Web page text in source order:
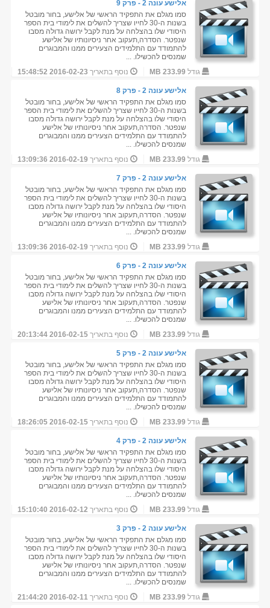
אלישע עונה 2 - פרק 9
סמו מגלם את התפקיד הראשי של אלישע, בחור מובטל
בשנות ה-30 לחייו שצריך להשלים את לימודי בית הספר
היסודי שלו בהצלחה על מנת לקבל ירושה גדולה מסבו
שנפטר. הסדרה,תעקוב אחר ניסיונותיו של אלישע
להתמודד עם התלמידים הצעירים ממנו והמבוגרים
שמנסים להכשילו. ...
גודל 233.99 MB נוסף בתאריך 2016-02-23 15:48:52
אלישע עונה 2 - פרק 8
סמו מגלם את התפקיד הראשי של אלישע, בחור מובטל
בשנות ה-30 לחייו שצריך להשלים את לימודי בית הספר
היסודי שלו בהצלחה על מנת לקבל ירושה גדולה מסבו
שנפטר. הסדרה,תעקוב אחר ניסיונותיו של אלישע
להתמודד עם התלמידים הצעירים ממנו והמבוגרים
שמנסים להכשילו. ...
גודל 233.99 MB נוסף בתאריך 2016-02-19 13:09:36
אלישע עונה 2 - פרק 7
סמו מגלם את התפקיד הראשי של אלישע, בחור מובטל
בשנות ה-30 לחייו שצריך להשלים את לימודי בית הספר
היסודי שלו בהצלחה על מנת לקבל ירושה גדולה מסבו
שנפטר. הסדרה,תעקוב אחר ניסיונותיו של אלישע
להתמודד עם התלמידים הצעירים ממנו והמבוגרים
שמנסים להכשילו. ...
גודל 233.99 MB נוסף בתאריך 2016-02-19 13:09:36
אלישע עונה 2 - פרק 6
סמו מגלם את התפקיד הראשי של אלישע, בחור מובטל
בשנות ה-30 לחייו שצריך להשלים את לימודי בית הספר
היסודי שלו בהצלחה על מנת לקבל ירושה גדולה מסבו
שנפטר. הסדרה,תעקוב אחר ניסיונותיו של אלישע
להתמודד עם התלמידים הצעירים ממנו והמבוגרים
שמנסים להכשילו. ...
גודל 233.99 MB נוסף בתאריך2016-02-15 20:13:44
אלישע עונה 2 - פרק 5
סמו מגלם את התפקיד הראשי של אלישע, בחור מובטל
בשנות ה-30 לחייו שצריך להשלים את לימודי בית הספר
היסודי שלו בהצלחה על מנת לקבל ירושה גדולה מסבו
שנפטר. הסדרה,תעקוב אחר ניסיונותיו של אלישע
להתמודד עם התלמידים הצעירים ממנו והמבוגרים
שמנסים להכשילו. ...
גודל 233.99 MB נוסף בתאריך2016-02-15 18:26:05
אלישע עונה 2 - פרק 4
סמו מגלם את התפקיד הראשי של אלישע, בחור מובטל
בשנות ה-30 לחייו שצריך להשלים את לימודי בית הספר
היסודי שלו בהצלחה על מנת לקבל ירושה גדולה מסבו
שנפטר. הסדרה,תעקוב אחר ניסיונותיו של אלישע
להתמודד עם התלמידים הצעירים ממנו והמבוגרים
שמנסים להכשילו. ...
גודל 233.99 MB נוסף בתאריך 2016-02-12 15:10:40
אלישע עונה 2 - פרק 3
סמו מגלם את התפקיד הראשי של אלישע, בחור מובטל
בשנות ה-30 לחייו שצריך להשלים את לימודי בית הספר
היסודי שלו בהצלחה על מנת לקבל ירושה גדולה מסבו
שנפטר. הסדרה,תעקוב אחר ניסיונותיו של אלישע
להתמודד עם התלמידים הצעירים ממנו והמבוגרים
שמנסים להכשילו. ...
גודל 233.99 MB נוסף בתאריך2016-02-11 21:44:20